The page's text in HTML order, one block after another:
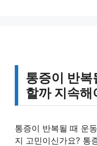
통증이 반
할까 지속해
통증이 반복될 때 운
지 고민이신가요? 통